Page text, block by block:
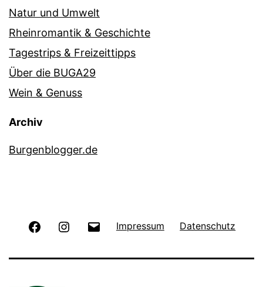
Natur und Umwelt
Rheinromantik & Geschichte
Tagestrips & Freizeittipps
Über die BUGA29
Wein & Genuss
Archiv
Burgenblogger.de
FacebookInstagram Impressum Datenschutz